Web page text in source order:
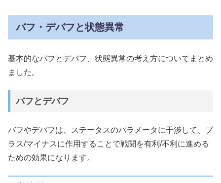
バフ・デバフと状態異常
基本的なバフとデバフ、状態異常の考え方についてまとめ
ました。
バフとデバフ
バフやデバフは、ステータスのパラメータに干渉して、プ
ラス/マイナスに作用することで戦闘を有利/不利に進める
ための効果になります。